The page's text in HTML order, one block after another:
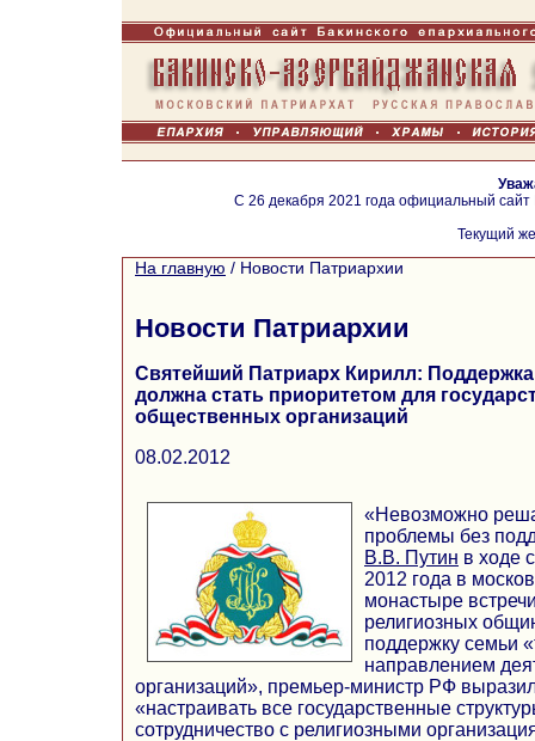
С 26 декабря 2021 года официальный
Текущий
На главную / Новости Патриархии
Новости Патриархии
Святейший Патриарх Кирилл:
должна стать приоритетом для
общественных организаций
08.02.2012
«Невозможно
проблемы без
В.В. Путин в ходе
2012 года в
монастыре
религиозных
поддержку семьи
направлением
организаций», премьер-министр РФ выразил
«настраивать все государственные
сотрудничество с религиозными